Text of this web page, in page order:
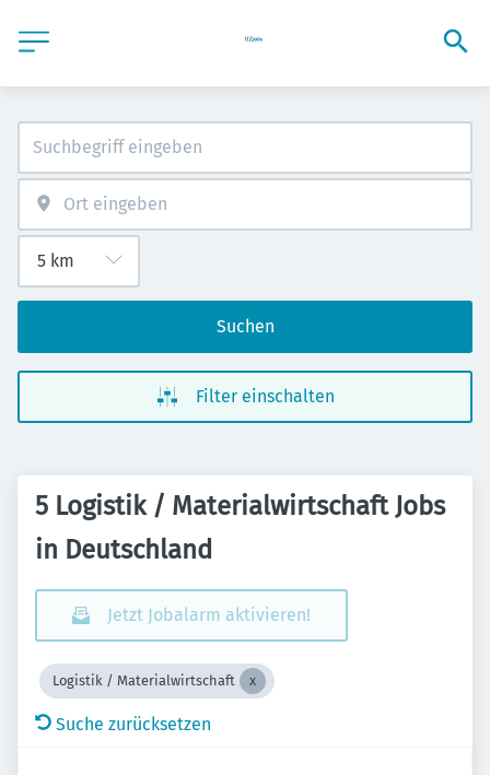
Suchen
Filter einschalten
5 Logistik / Materialwirtschaft Jobs
in Deutschland
Jetzt Jobalarm aktivieren!
Logistik / Materialwirtschaft
Suche zurücksetzen